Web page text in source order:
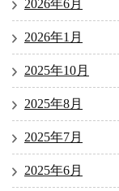
2026年6月
2026年1月
2025年10月
2025年8月
2025年7月
2025年6月